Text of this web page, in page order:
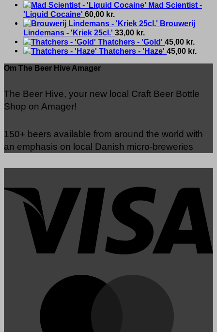
Mad Scientist -
'Liquid Cocaine' 60,00 kr.
Brouwerij
Lindemans - 'Kriek 25cl.' 33,00 kr.
Thatchers - 'Gold' 45,00 kr.
Thatchers - 'Haze' 45,00 kr.
Om The Beer Hive Amager
The Beer Hive, your new local Craft Beer Bottle
Shop on Amager!
150+ beers available from around the world with
an emphasis on local Danish micro-breweries